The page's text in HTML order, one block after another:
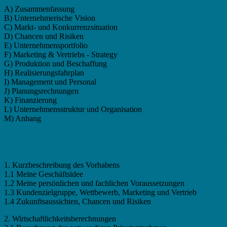
A) Zusammenfassung
B) Unternehmerische Vision
C) Markt- und Konkurrenzsituation
D) Chancen und Risiken
E) Unternehmensportfolio
F) Marketing & Vertriebs - Strategy
G) Produktion und Beschaffung
H) Realisierungsfahrplan
I) Management und Personal
J) Planungsrechnungen
K) Finanzierung
L) Unternehmensstruktur und Organisation
M) Anhang
1. Kurzbeschreibung des Vorhabens
1.1 Meine Geschäftsidee
1.2 Meine persönlichen und fachlichen Voraussetzungen
1.3 Kundenzielgruppe, Wettbewerb, Marketing und Vertrieb
1.4 Zukunftsaussichten, Chancen und Risiken
2. Wirtschaftlichkeitsberechnungen